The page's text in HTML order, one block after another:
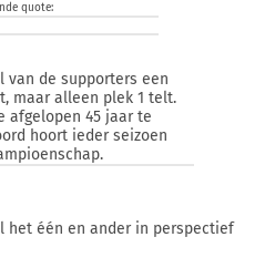
quote:
van de supporters een
maar alleen plek 1 telt.
afgelopen 45 jaar te
hoort ieder seizoen
het één en ander in perspectief